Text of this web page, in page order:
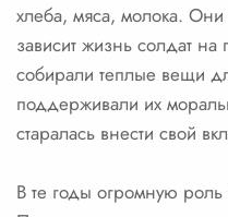
хлеба, мяса, молока. Они
зависит жизнь солдат
собирали теплые вещи
поддерживали их
старалась внести свой
В те годы огромную роль